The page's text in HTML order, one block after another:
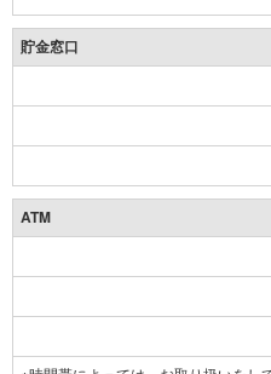
貯金窓口
ATM